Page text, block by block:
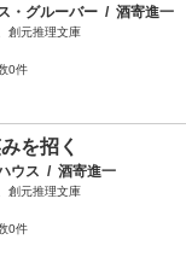
・グルーバー / 酒寄進一
創元推理文庫
0件
を招く
ウス / 酒寄進一
創元推理文庫
0件